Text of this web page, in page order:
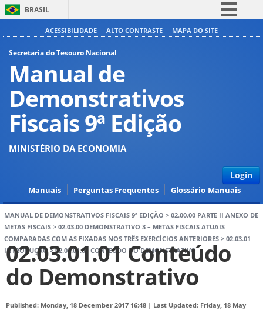
BRASIL
Simplifique!
Legislação
Canais
ACESSIBILIDADE ALTO CONTRASTE MAPA DO SITE
Secretaria do Tesouro Nacional
Manual de
Demonstrativos
Fiscais 9ª Edição
MINISTÉRIO DA ECONOMIA
Login
Manuais Perguntas Frequentes Glossário Manuais
MANUAL DE DEMONSTRATIVOS FISCAIS 9ª EDIÇÃO > 02.00.00 PARTE II ANEXO DE
METAS FISCAIS > 02.03.00 DEMONSTRATIVO 3 – METAS FISCAIS ATUAIS
COMPARADAS COM AS FIXADAS NOS TRÊS EXERCÍCIOS ANTERIORES > 02.03.01
INTRODUÇÃO >02.03.01.01 CONTEÚDO DO DEMONSTRATIVO
02.03.01.01 Conteúdo
do Demonstrativo
Published: Monday, 18 December 2017 16:48 | Last Updated: Friday, 18 May